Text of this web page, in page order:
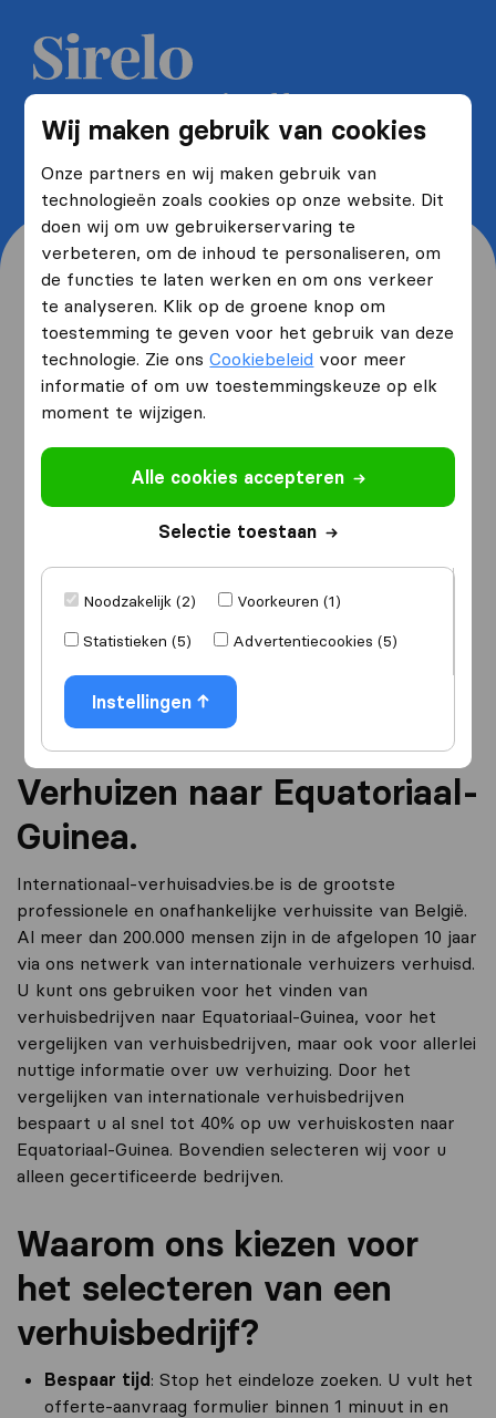
Wij maken gebruik van cookies
Onze partners en wij maken gebruik van
technologieën zoals cookies op onze website. Dit
doen wij om uw gebruikerservaring te
verbeteren, om de inhoud te personaliseren, om
de functies te laten werken en om ons verkeer
te analyseren. Klik op de groene knop om
toestemming te geven voor het gebruik van deze
technologie. Zie onsCookiebeleid voor meer
informatie of om uw toestemmingskeuze op elk
moment te wijzigen.
Alle cookies accepteren
Selectie toestaan
Noodzakelijk (2)
Voorkeuren (1)
Statistieken (5)
Advertentiecookies (5)
Instellingen
Ontvang 5 gratis offertes van
verhuisfirma's en bespaar tot wel
40%
Waar woont u nu en waar
verhuist u naartoe?
Ik ga verhuizenvan
Ik ga verhuizennaar
Ga verder
Verhuizen naar Equatoriaal-
Guinea.
Internationaal-verhuisadvies.be is de grootste
professionele en onafhankelijke verhuissite van België.
Al meer dan 200.000 mensen zijn in de afgelopen 10 jaar
via ons netwerk van internationale verhuizers verhuisd.
U kunt ons gebruiken voor het vinden van
verhuisbedrijven naar Equatoriaal-Guinea, voor het
vergelijken van verhuisbedrijven, maar ook voor allerlei
nuttige informatie over uw verhuizing. Door het
vergelijken van internationale verhuisbedrijven
bespaart u al snel tot 40% op uw verhuiskosten naar
Equatoriaal-Guinea. Bovendien selecteren wij voor u
alleen gecertificeerde bedrijven.
Waarom ons kiezen voor
het selecteren van een
verhuisbedrijf?
Bespaar tijd : Stop het eindeloze zoeken. U vult het
offerte-aanvraag formulier binnen 1 minuut in en